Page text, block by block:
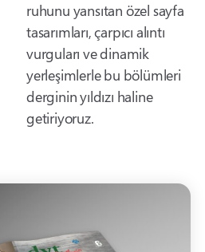
ruhunu yansıtan özel sayfa
tasarımları, çarpıcı alıntı
vurguları ve dinamik
yerleşimlerle bu bölümleri
derginin yıldızı haline
getiriyoruz.